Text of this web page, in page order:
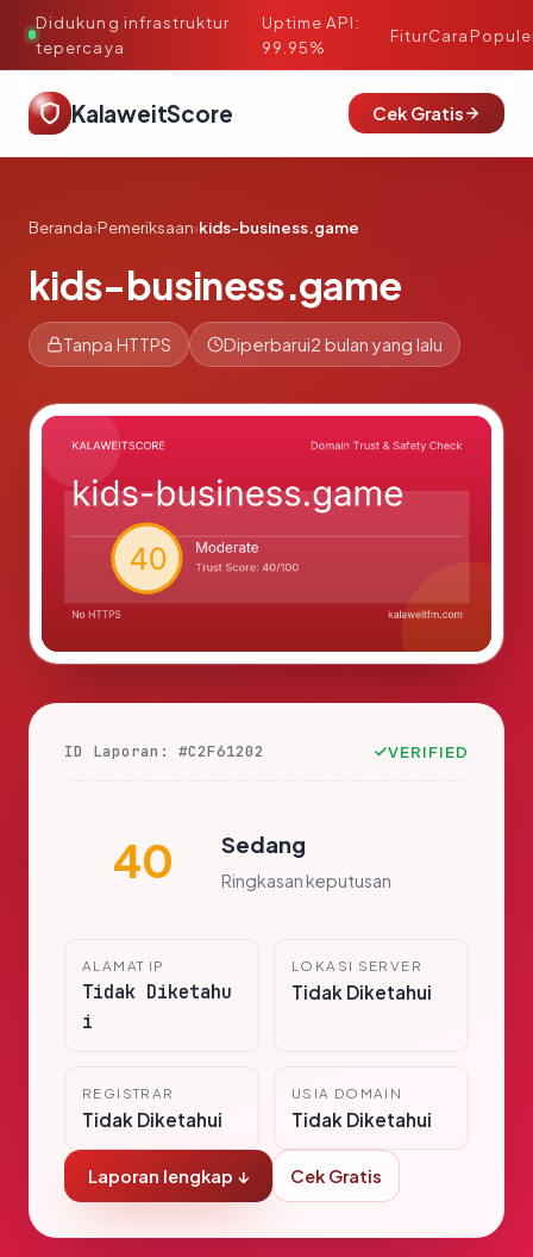
Didukung infrastruktur
tepercaya
·
Uptime API:
99.95%
FiturCara
KalaweitScore Cek Gratis
Beranda›Pemeriksaan›kids-business.game
kids-business.game
Tanpa HTTPS Diperbarui2 bulan yang lalu
ID Laporan: #C2F61202 VERIFIED
40 Sedang
Ringkasan keputusan
ALAMAT IP
Tidak Diketahu
i
LOKASI SERVER
Tidak Diketahui
REGISTRAR
Tidak Diketahui
USIA DOMAIN
Tidak Diketahui
Laporan lengkap ↓ Cek Gratis